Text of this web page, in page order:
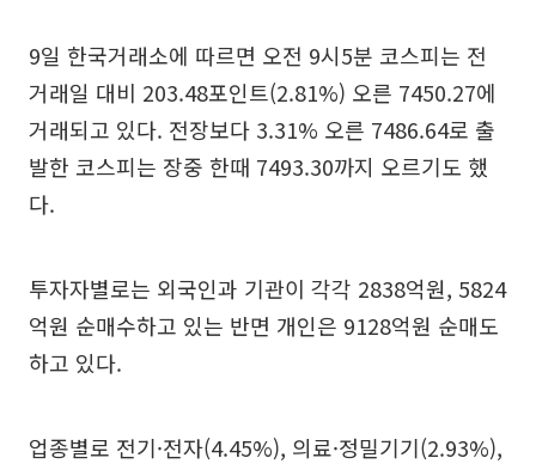
9일 한국거래소에 따르면 오전 9시5분 코스피는 전
거래일 대비 203.48포인트(2.81%) 오른 7450.27에
거래되고 있다. 전장보다 3.31% 오른 7486.64로 출
발한 코스피는 장중 한때 7493.30까지 오르기도 했
다.
투자자별로는 외국인과 기관이 각각 2838억원, 5824
억원 순매수하고 있는 반면 개인은 9128억원 순매도
하고 있다.
업종별로 전기·전자(4.45%), 의료·정밀기기(2.93%),